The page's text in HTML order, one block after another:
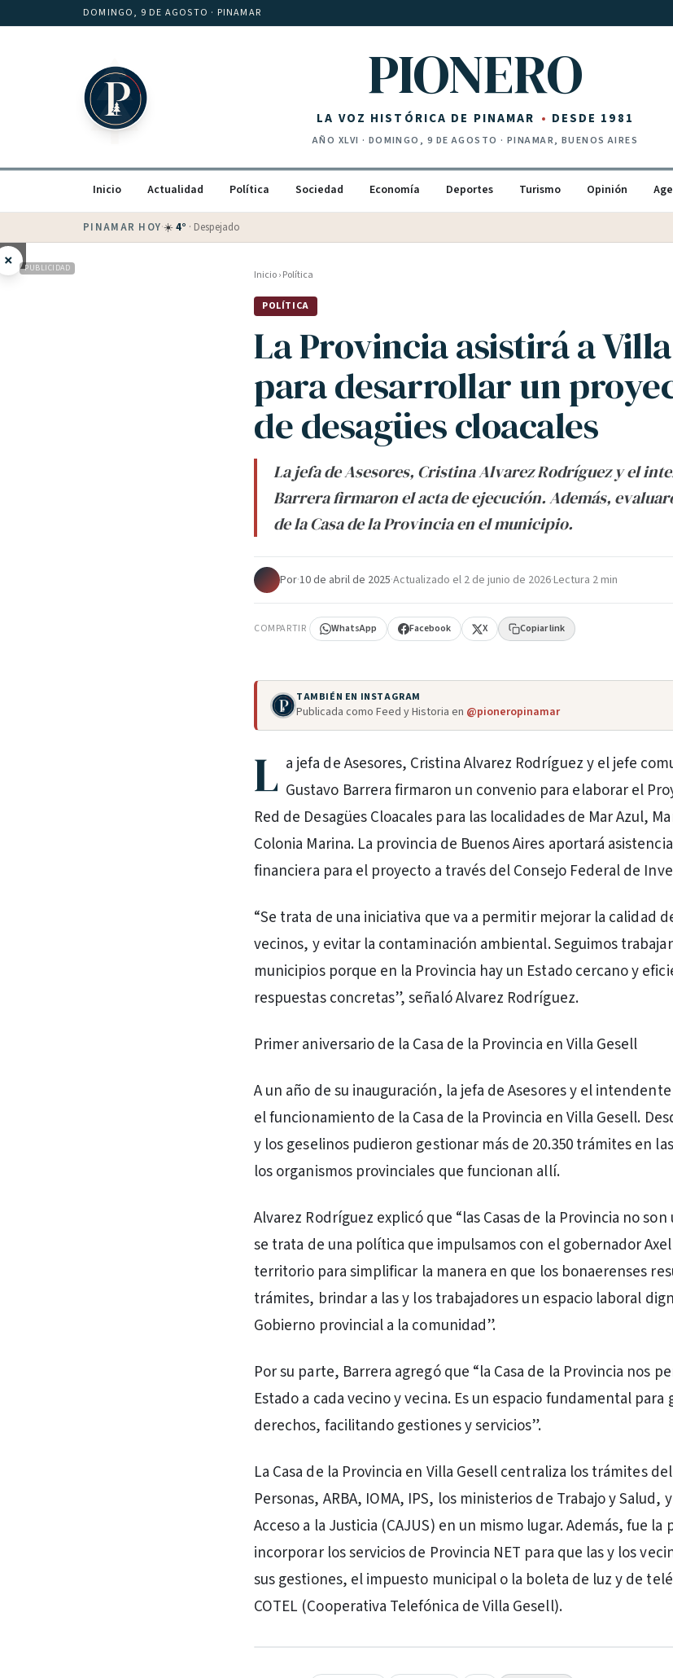
Saltar al contenidoDOMINGO, 9 DE AGOSTO · PINAMAR
PIONERO
LA VOZ HISTÓRICA DE PINAMAR DESDE 1981
AÑO XLVI · DOMINGO, 9 DE AGOSTO · PINAMAR, BUENOS AIRES
Inicio Actualidad Política Sociedad Economía Deportes Turismo Opinión
PINAMAR HOY·💵 Dólar blue$1525
× PUBLICIDAD Inicio›Política
POLÍTICA
La Provincia asistirá a
para desarrollar un
de desagües cloacales
La jefa de Asesores, Cristina Alvarez Rodríguez y el
Barrera firmaron el acta de ejecución. Además,
de la Casa de la Provincia en el municipio.
Por·10 de abril de 2025·Actualizado el 2 de junio de 2026·Lectura 2 min
COMPARTIR WhatsApp Facebook X Copiar link
TAMBIÉN EN INSTAGRAM
Publicada como Feed y Historia en @pioneropinamar
L a jefa de Asesores, Cristina Alvarez Rodríguez y el jefe
Gustavo Barrera firmaron un convenio para elaborar el
Red de Desagües Cloacales para las localidades de Mar Azul,
Colonia Marina. La provincia de Buenos Aires aportará
financiera para el proyecto a través del Consejo Federal de
“Se trata de una iniciativa que va a permitir mejorar la calidad
vecinos, y evitar la contaminación ambiental. Seguimos
municipios porque en la Provincia hay un Estado cercano y
respuestas concretas”, señaló Alvarez Rodríguez.
Primer aniversario de la Casa de la Provincia en Villa Gesell
A un año de su inauguración, la jefa de Asesores y el
el funcionamiento de la Casa de la Provincia en Villa Gesell.
y los geselinos pudieron gestionar más de 20.350 trámites en
los organismos provinciales que funcionan allí.
Alvarez Rodríguez explicó que “las Casas de la Provincia no
se trata de una política que impulsamos con el gobernador
territorio para simplificar la manera en que los bonaerenses
trámites, brindar a las y los trabajadores un espacio laboral
Gobierno provincial a la comunidad”.
Por su parte, Barrera agregó que “la Casa de la Provincia nos
Estado a cada vecino y vecina. Es un espacio fundamental para
derechos, facilitando gestiones y servicios”.
La Casa de la Provincia en Villa Gesell centraliza los trámites
Personas, ARBA, IOMA, IPS, los ministerios de Trabajo y Salud,
Acceso a la Justicia (CAJUS) en un mismo lugar. Además, fue la
incorporar los servicios de Provincia NET para que las y los
sus gestiones, el impuesto municipal o la boleta de luz y de
COTEL (Cooperativa Telefónica de Villa Gesell).